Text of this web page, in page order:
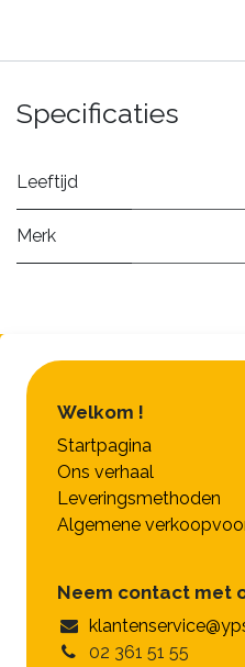
Specificaties
Leeftijd
Merk
Welkom !
Startpagina
Ons verhaal
Leveringsmethoden
Algemene
Neem contact met
02 361 51 55